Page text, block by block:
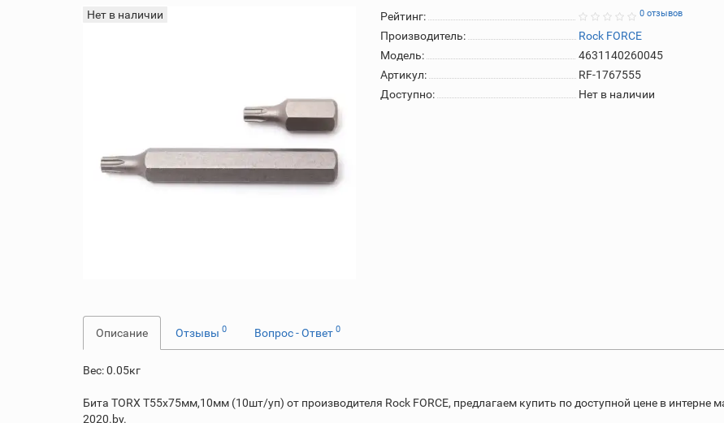
Нет в наличии Рейтинг: 0 отзывов
Производитель:
Rock FORCE
Модель:
4631140260045
Артикул:
RF-1767555
Доступно:
Нет в наличии
Описание Отзывы 0 Вопрос - Ответ 0
Вес: 0.05кг
Бита TORX T55х75мм,10мм (10шт/уп) от производителя Rock FORCE, предлагаем купить по доступной цене в интерне
2020.by.